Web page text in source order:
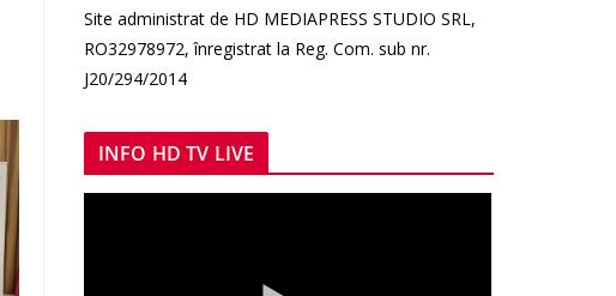
Site administrat de HD MEDIAPRESS STUDIO SRL,
RO32978972, înregistrat la Reg. Com. sub nr.
J20/294/2014
INFO HD TV LIVE